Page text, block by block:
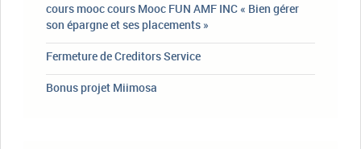
cours mooc cours Mooc FUN AMF INC « Bien gérer
son épargne et ses placements »
Fermeture de Creditors Service
Bonus projet Miimosa